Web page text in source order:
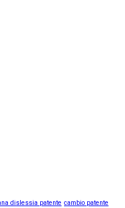
dislessia patente cambio patente